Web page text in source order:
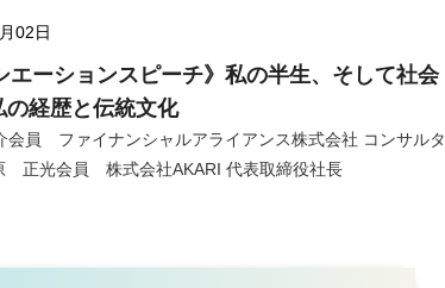
02日
エーションスピーチ》私の半生、そして社会
の経歴と伝統文化
員 ファイナンシャルアライアンス株式会社 コンサルタ
正光会員 株式会社AKARI 代表取締役社長